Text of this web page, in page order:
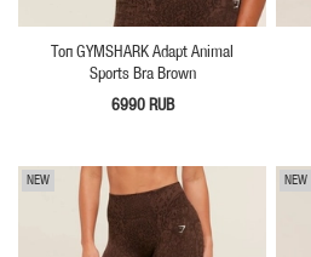
Топ GYMSHARK Adapt Animal
Sports Bra Brown
6990 RUB
NEW NEW